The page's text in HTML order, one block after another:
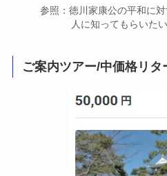
参照：徳川家康公の平和に
人に知ってもらいた
ご案内ツアー/中価格リタ